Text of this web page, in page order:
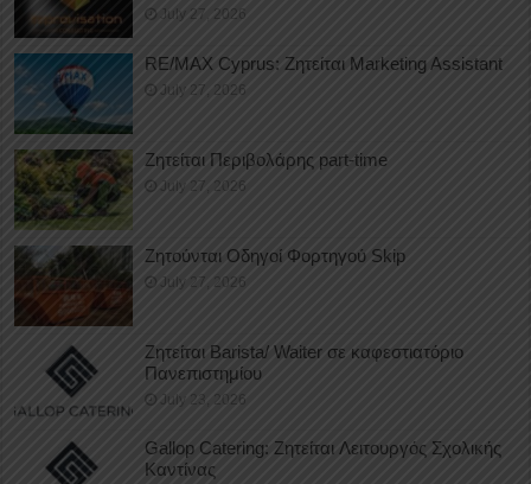
July 27, 2026
RE/MAX Cyprus: Ζητείται Marketing Assistant
July 27, 2026
Ζητείται Περιβολάρης part-time
July 27, 2026
Ζητούνται Οδηγοί Φορτηγού Skip
July 27, 2026
Ζητείται Barista/ Waiter σε καφεστιατόριο
Πανεπιστημίου
July 23, 2026
Gallop Catering: Ζητείται Λειτουργός Σχολικής
Καντίνας